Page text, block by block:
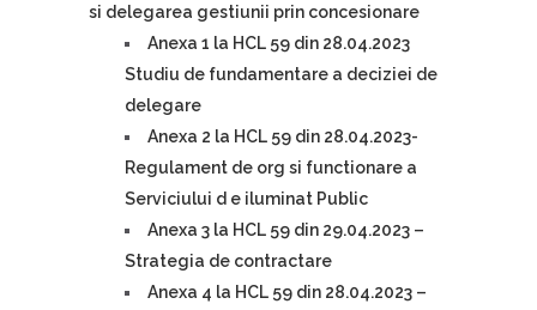
si delegarea gestiunii prin concesionare
Anexa 1 la HCL 59 din 28.04.2023
Studiu de fundamentare a deciziei de
delegare
Anexa 2 la HCL 59 din 28.04.2023-
Regulament de org si functionare a
Serviciului d e iluminat Public
Anexa 3 la HCL 59 din 29.04.2023 –
Strategia de contractare
Anexa 4 la HCL 59 din 28.04.2023 –